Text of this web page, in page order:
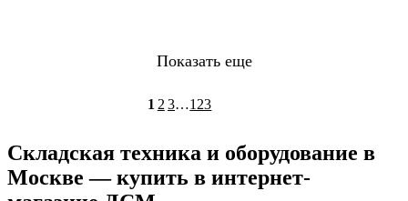
Показать еще
1 2 3…123
Складская техника и оборудование в
Москве — купить в интернет-